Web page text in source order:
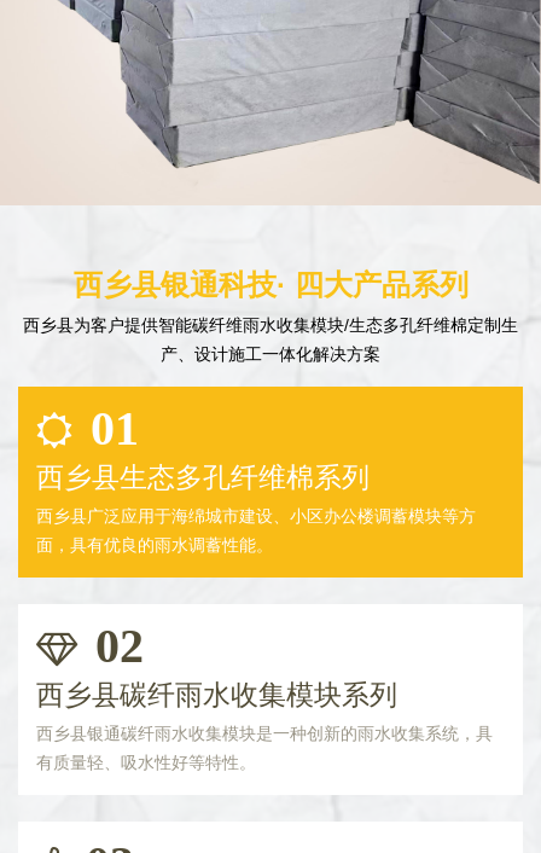
西乡县银通科技· 四大产品系列
西乡县为客户提供智能碳纤维雨水收集模块/生态多孔纤维棉定制生
产、设计施工一体化解决方案
01
西乡县生态多孔纤维棉系列
西乡县广泛应用于海绵城市建设、小区办公楼调蓄模块等方
面，具有优良的雨水调蓄性能。
02
西乡县碳纤雨水收集模块系列
西乡县银通碳纤雨水收集模块是一种创新的雨水收集系统，具
有质量轻、吸水性好等特性。